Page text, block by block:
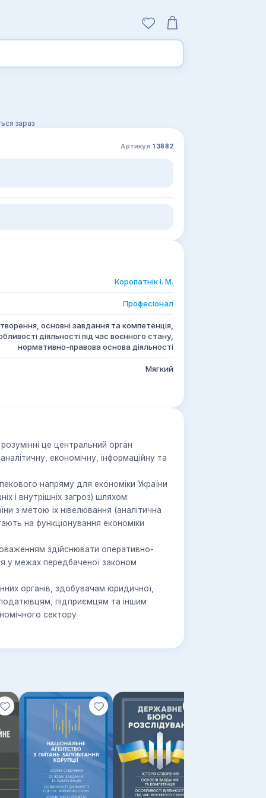
зараз
Артикул 13882
Коропатнік І. М.
Професіонал
основні завдання та компетенція,
діяльності під час воєнного стану,
нормативно-правова основа діяльності
Мягкий
це центральний орган
економічну, інформаційну та
напряму для економіки України
і внутрішніх загроз) шляхом:
з метою їх нівелювання (аналітична
на функціонування економіки
здійснювати оперативно-
у межах передбаченої законом
органів, здобувачам юридичної,
підприємцям та іншим
сектору